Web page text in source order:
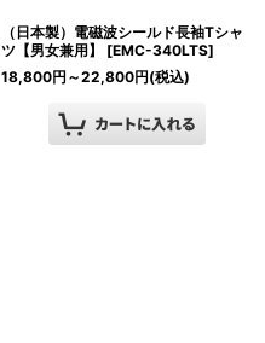
（日本製）電磁波シールド長袖Tシャ
ツ【男女兼用】 [EMC-340LTS]
18,800円 ～22,800円(税込)